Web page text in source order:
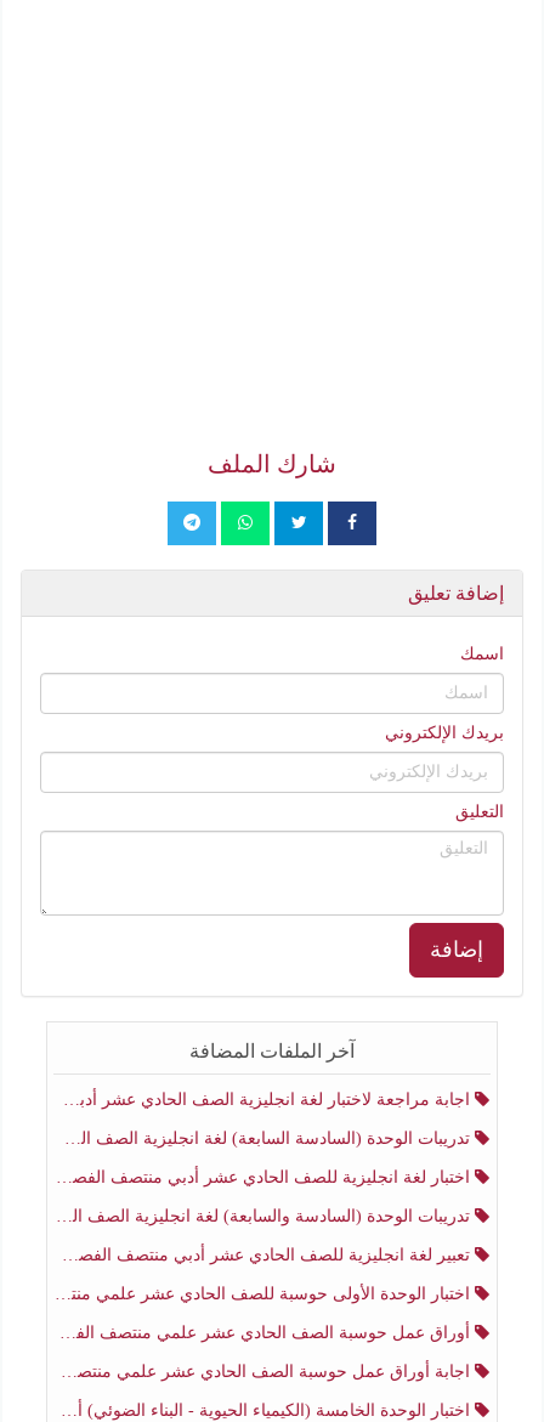
شارك الملف
إضافة تعليق
اسمك
بريدك الإلكتروني
التعليق
إضافة
آخر الملفات المضافة
اجابة مراجعة لاختبار لغة انجليزية الصف الحادي عشر أدبي منتصف الفصل الثاني
تدريبات الوحدة (السادسة السابعة) لغة انجليزية الصف الحادي عشر أدبي منتصف الفصل الثاني
اختبار لغة انجليزية للصف الحادي عشر أدبي منتصف الفصل الثاني
تدريبات الوحدة (السادسة والسابعة) لغة انجليزية الصف الحادي عشر أدبي الفصل الثاني
تعبير لغة انجليزية للصف الحادي عشر أدبي منتصف الفصل الثاني
اختبار الوحدة الأولى حوسبة للصف الحادي عشر علمي منتصف الفصل الثاني
أوراق عمل حوسبة الصف الحادي عشر علمي منتصف الفصل الثاني
اجابة أوراق عمل حوسبة الصف الحادي عشر علمي منتصف الفصل الثاني
اختبار الوحدة الخامسة (الكيمياء الحيوية - البناء الضوئي) أحياء الصف الحادي عشر علمي الفصل الثاني